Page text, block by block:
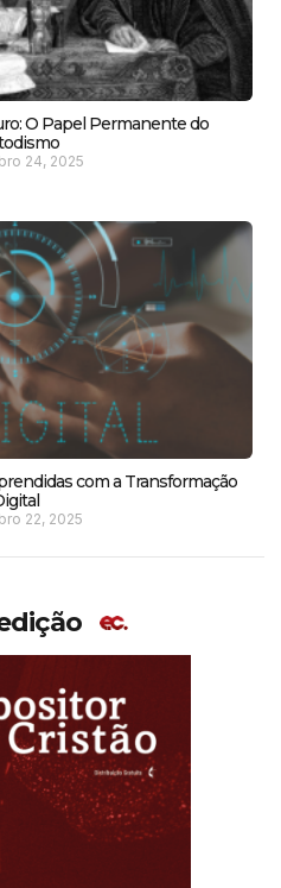
O Papel Permanente do
24, 2025
com a Transformação
22, 2025